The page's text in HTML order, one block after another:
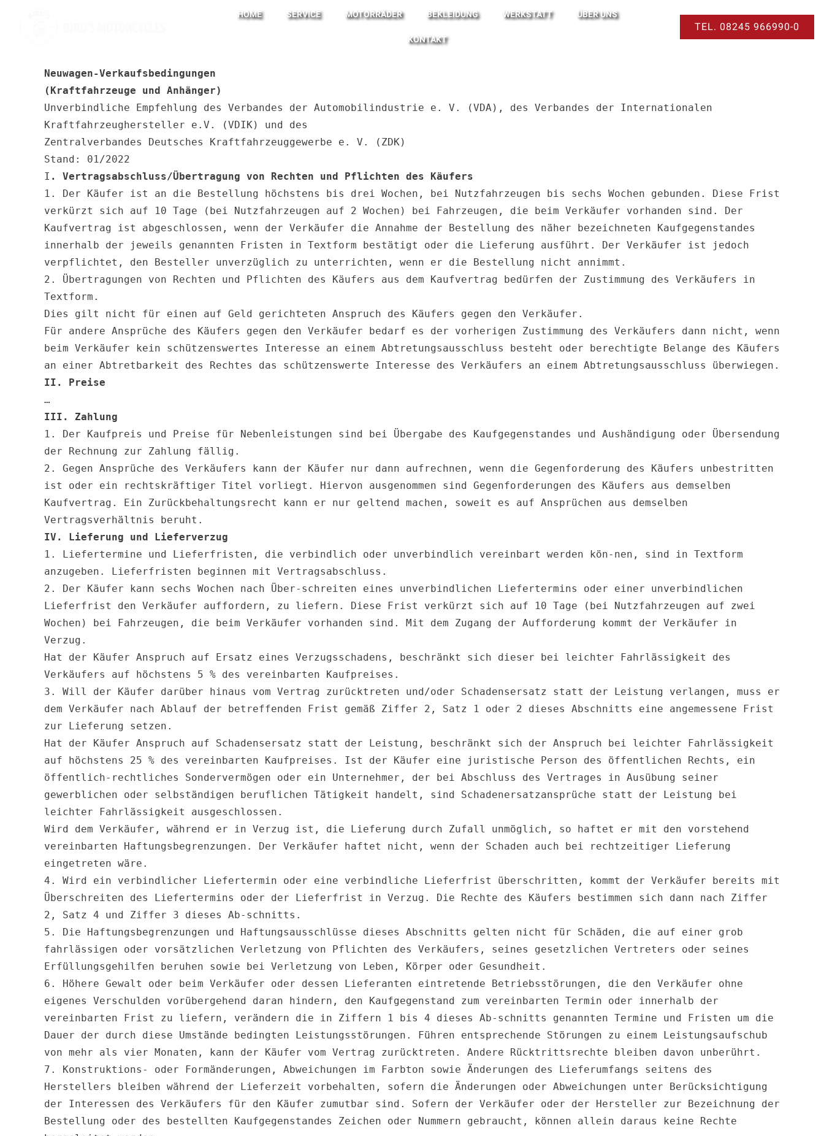
HOME SERVICE MOTORRÄDER BEKLEIDUNG WERKSTATT ÜBER UNS
KONTAKT
TEL. 08245 966990-0
Neuwagen-Verkaufsbedingungen
(Kraftfahrzeuge und Anhänger)
Unverbindliche Empfehlung des Verbandes der Automobilindustrie e. V. (VDA), des Verbandes der Internationalen
Kraftfahrzeughersteller e.V. (VDIK) und des
Zentralverbandes Deutsches Kraftfahrzeuggewerbe e. V. (ZDK)
Stand: 01/2022
I . Vertragsabschluss/Übertragung von Rechten und Pflichten des Käufers
1. Der Käufer ist an die Bestellung höchstens bis drei Wochen, bei Nutzfahrzeugen bis sechs Wochen gebunden. Diese Frist
verkürzt sich auf 10 Tage (bei Nutzfahrzeugen auf 2 Wochen) bei Fahrzeugen, die beim Verkäufer vorhanden sind. Der
Kaufvertrag ist abgeschlossen, wenn der Verkäufer die Annahme der Bestellung des näher bezeichneten Kaufgegenstandes
innerhalb der jeweils genannten Fristen in Textform bestätigt oder die Lieferung ausführt. Der Verkäufer ist jedoch
verpflichtet, den Besteller unverzüglich zu unterrichten, wenn er die Bestellung nicht annimmt.
2. Übertragungen von Rechten und Pflichten des Käufers aus dem Kaufvertrag bedürfen der Zustimmung des Verkäufers in
Textform.
Dies gilt nicht für einen auf Geld gerichteten Anspruch des Käufers gegen den Verkäufer.
Für andere Ansprüche des Käufers gegen den Verkäufer bedarf es der vorherigen Zustimmung des Verkäufers dann nicht, wenn
beim Verkäufer kein schützenswertes Interesse an einem Abtretungsausschluss besteht oder berechtigte Belange des Käufers
II. Preise
III. Zahlung
1. Der Kaufpreis und Preise für Nebenleistungen sind bei Übergabe des Kaufgegenstandes und Aushändigung oder Übersendung
der Rechnung zur Zahlung fällig.
2. Gegen Ansprüche des Verkäufers kann der Käufer nur dann aufrechnen, wenn die Gegenforderung des Käufers unbestritten
ist oder ein rechtskräftiger Titel vorliegt. Hiervon ausgenommen sind Gegenforderungen des Käufers aus demselben
Kaufvertrag. Ein Zurückbehaltungsrecht kann er nur geltend machen, soweit es auf Ansprüchen aus demselben
IV. Lieferung und Lieferverzug
1. Liefertermine und Lieferfristen, die verbindlich oder unverbindlich vereinbart werden kön-nen, sind in Textform
anzugeben. Lieferfristen beginnen mit Vertragsabschluss.
2. Der Käufer kann sechs Wochen nach Über-schreiten eines unverbindlichen Liefertermins oder einer unverbindlichen
Lieferfrist den Verkäufer auffordern, zu liefern. Diese Frist verkürzt sich auf 10 Tage (bei Nutzfahrzeugen auf zwei
Wochen) bei Fahrzeugen, die beim Verkäufer vorhanden sind. Mit dem Zugang der Aufforderung kommt der Verkäufer in
Verzug.
Hat der Käufer Anspruch auf Ersatz eines Verzugsschadens, beschränkt sich dieser bei leichter Fahrlässigkeit des
Verkäufers auf höchstens 5 % des vereinbarten Kaufpreises.
3. Will der Käufer darüber hinaus vom Vertrag zurücktreten und/oder Schadensersatz statt der Leistung verlangen, muss er
dem Verkäufer nach Ablauf der betreffenden Frist gemäß Ziffer 2, Satz 1 oder 2 dieses Abschnitts eine angemessene Frist
zur Lieferung setzen.
Hat der Käufer Anspruch auf Schadensersatz statt der Leistung, beschränkt sich der Anspruch bei leichter Fahrlässigkeit
auf höchstens 25 % des vereinbarten Kaufpreises. Ist der Käufer eine juristische Person des öffentlichen Rechts, ein
öffentlich-rechtliches Sondervermögen oder ein Unternehmer, der bei Abschluss des Vertrages in Ausübung seiner
gewerblichen oder selbständigen beruflichen Tätigkeit handelt, sind Schadenersatzansprüche statt der Leistung bei
leichter Fahrlässigkeit ausgeschlossen.
Wird dem Verkäufer, während er in Verzug ist, die Lieferung durch Zufall unmöglich, so haftet er mit den vorstehend
vereinbarten Haftungsbegrenzungen. Der Verkäufer haftet nicht, wenn der Schaden auch bei rechtzeitiger Lieferung
eingetreten wäre.
4. Wird ein verbindlicher Liefertermin oder eine verbindliche Lieferfrist überschritten, kommt der Verkäufer bereits mit
Überschreiten des Liefertermins oder der Lieferfrist in Verzug. Die Rechte des Käufers bestimmen sich dann nach Ziffer
2, Satz 4 und Ziffer 3 dieses Ab-schnitts.
5. Die Haftungsbegrenzungen und Haftungsausschlüsse dieses Abschnitts gelten nicht für Schäden, die auf einer grob
fahrlässigen oder vorsätzlichen Verletzung von Pflichten des Verkäufers, seines gesetzlichen Vertreters oder seines
Erfüllungsgehilfen beruhen sowie bei Verletzung von Leben, Körper oder Gesundheit.
6. Höhere Gewalt oder beim Verkäufer oder dessen Lieferanten eintretende Betriebsstörungen, die den Verkäufer ohne
eigenes Verschulden vorübergehend daran hindern, den Kaufgegenstand zum vereinbarten Termin oder innerhalb der
vereinbarten Frist zu liefern, verändern die in Ziffern 1 bis 4 dieses Ab-schnitts genannten Termine und Fristen um die
Dauer der durch diese Umstände bedingten Leistungsstörungen. Führen entsprechende Störungen zu einem Leistungsaufschub
von mehr als vier Monaten, kann der Käufer vom Vertrag zurücktreten. Andere Rücktrittsrechte bleiben davon unberührt.
7. Konstruktions- oder Formänderungen, Abweichungen im Farbton sowie Änderungen des Lieferumfangs seitens des
Herstellers bleiben während der Lieferzeit vorbehalten, sofern die Änderungen oder Abweichungen unter Berücksichtigung
der Interessen des Verkäufers für den Käufer zumutbar sind. Sofern der Verkäufer oder der Hersteller zur Bezeichnung der
Bestellung oder des bestellten Kaufgegenstandes Zeichen oder Nummern gebraucht, können allein daraus keine Rechte